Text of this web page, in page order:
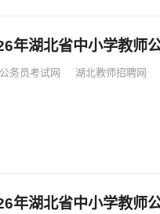
年湖北省中小学教师
公务员考试网 湖北教师招聘网
年湖北省中小学教师